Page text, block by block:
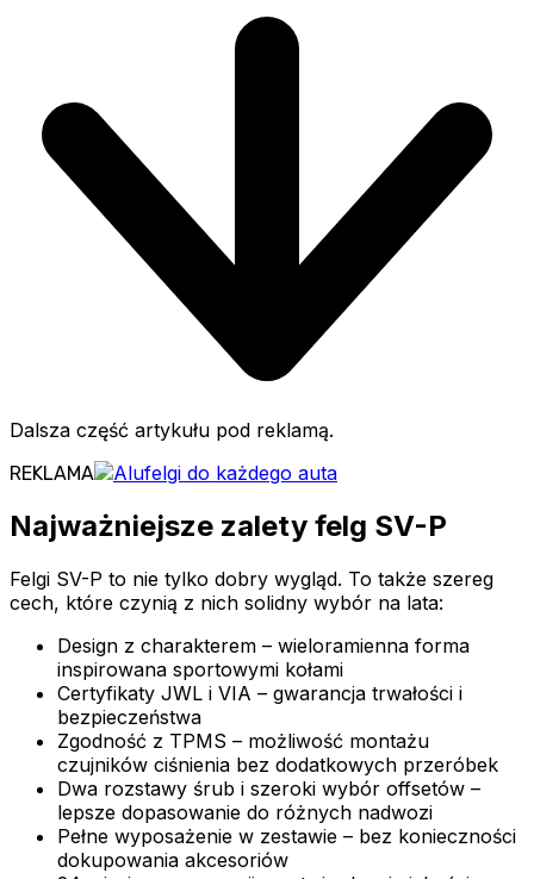
Dalsza część artykułu pod reklamą.
REKLAMA
Najważniejsze zalety felg SV-P
Felgi SV-P to nie tylko dobry wygląd. To także szereg
cech, które czynią z nich solidny wybór na lata:
Design z charakterem – wieloramienna forma
inspirowana sportowymi kołami
Certyfikaty JWL i VIA – gwarancja trwałości i
bezpieczeństwa
Zgodność z TPMS – możliwość montażu
czujników ciśnienia bez dodatkowych przeróbek
Dwa rozstawy śrub i szeroki wybór offsetów –
lepsze dopasowanie do różnych nadwozi
Pełne wyposażenie w zestawie – bez konieczności
dokupowania akcesoriów